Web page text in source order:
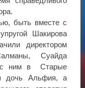
быть вместе с
Шакирова
директором
Суайда
с ним в Старые
дочь Альфия, а